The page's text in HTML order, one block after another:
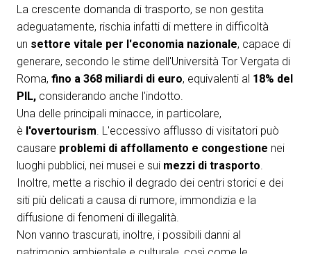
La crescente domanda di trasporto, se non gestita
adeguatamente, rischia infatti di mettere in difficoltà
un settore vitale per l'economia nazionale, capace di
generare, secondo le stime dell'Università Tor Vergata di
Roma, fino a 368 miliardi di euro, equivalenti al 18% del
PIL, considerando anche l'indotto.
Una delle principali minacce, in particolare,
è l'overtourism. L'eccessivo afflusso di visitatori può
causare problemi di affollamento e congestione nei
luoghi pubblici, nei musei e sui mezzi di trasporto.
Inoltre, mette a rischio il degrado dei centri storici e dei
siti più delicati a causa di rumore, immondizia e la
diffusione di fenomeni di illegalità.
Non vanno trascurati, inoltre, i possibili danni al